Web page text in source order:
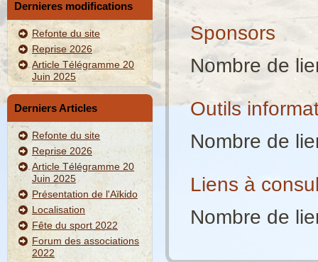
Dernieres modifications
Refonte du site
Reprise 2026
Article Télégramme 20
Juin 2025
Derniers Articles
Refonte du site
Reprise 2026
Article Télégramme 20
Juin 2025
Présentation de l'Aïkido
Localisation
Fête du sport 2022
Forum des associations
2022
Sponsors
Nombre de
Outils
Nombre de
Liens à
Nombre de